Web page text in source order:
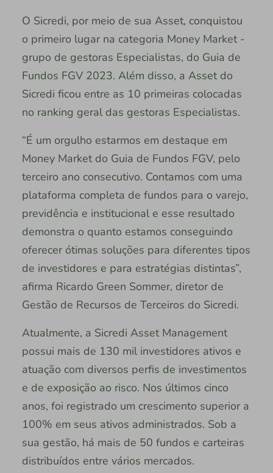
O Sicredi, por meio de sua Asset, conquistou
o primeiro lugar na categoria Money Market -
grupo de gestoras Especialistas, do Guia de
Fundos FGV 2023. Além disso, a Asset do
Sicredi ficou entre as 10 primeiras colocadas
no ranking geral das gestoras Especialistas.
“É um orgulho estarmos em destaque em
Money Market do Guia de Fundos FGV, pelo
terceiro ano consecutivo. Contamos com uma
plataforma completa de fundos para o varejo,
previdência e institucional e esse resultado
demonstra o quanto estamos conseguindo
oferecer ótimas soluções para diferentes tipos
de investidores e para estratégias distintas”,
afirma Ricardo Green Sommer, diretor de
Gestão de Recursos de Terceiros do Sicredi.
Atualmente, a Sicredi Asset Management
possui mais de 130 mil investidores ativos e
atuação com diversos perfis de investimentos
e de exposição ao risco. Nos últimos cinco
anos, foi registrado um crescimento superior a
100% em seus ativos administrados. Sob a
sua gestão, há mais de 50 fundos e carteiras
distribuídos entre vários mercados.